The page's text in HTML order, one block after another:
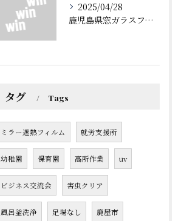
2025/04/28
鹿児島県窓ガラスフィルム
タグ Tags
ミラー遮熱フィルム 就労支援所
幼稚園 保育園 高所作業 uv
ビジネス交流会 害虫クリア
風呂釜洗浄 足場なし 鹿屋市